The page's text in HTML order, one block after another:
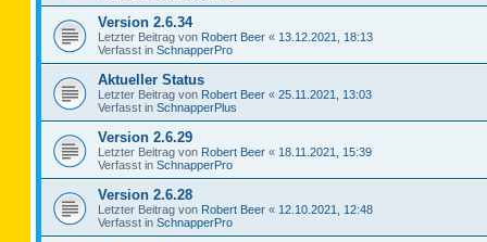
Version 2.6.34
Letzter Beitrag von Robert Beer « 13.12.2021, 18:13
Verfasst in SchnapperPro
Aktueller Status
Letzter Beitrag von Robert Beer « 25.11.2021, 13:03
Verfasst in SchnapperPlus
Version 2.6.29
Letzter Beitrag von Robert Beer « 18.11.2021, 15:39
Verfasst in SchnapperPro
Version 2.6.28
Letzter Beitrag von Robert Beer « 12.10.2021, 12:48
Verfasst in SchnapperPro